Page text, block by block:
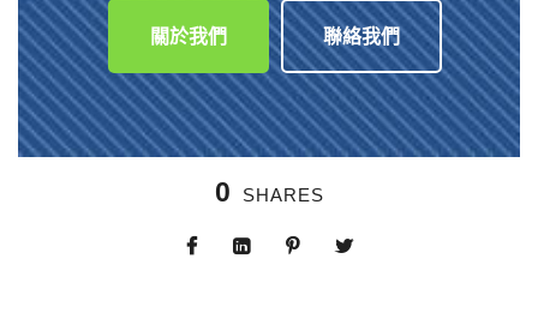
關於我們 聯絡我們
0 SHARES